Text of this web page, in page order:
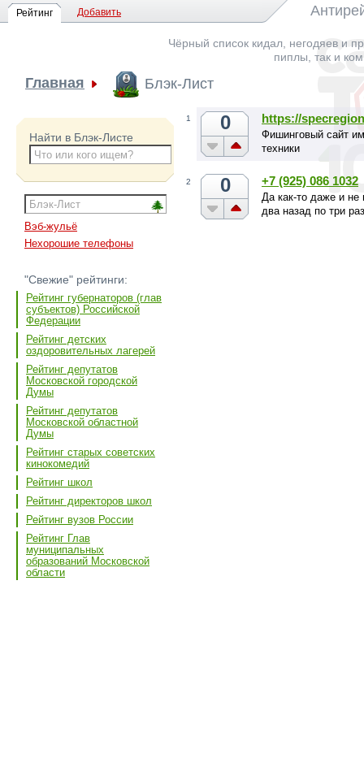
Рейтинг Добавить
Чёрный список кидал, негодяев и
пиплы, так и
Главная Блэк-Лист
Найти в Блэк-Листе
Вэб-жульё
Нехорошие телефоны
"Свежие" рейтинги:
Рейтинг губернаторов (глав
субъектов) Российской
Федерации
Рейтинг детских
оздоровительных лагерей
Рейтинг депутатов
Московской городской
Думы
Рейтинг депутатов
Московской областной
Думы
Рейтинг старых советских
кинокомедий
Рейтинг школ
Рейтинг директоров школ
Рейтинг вузов России
Рейтинг Глав
муниципальных
образований Московской
области
1 0 https://
Фишинговый сайт
техники
2 0 +7 (925) 086 1032
Да как-то даже и
два назад по три